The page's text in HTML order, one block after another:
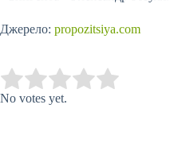
Джерело: propozitsiya.com
Rate this item:
No votes yet.